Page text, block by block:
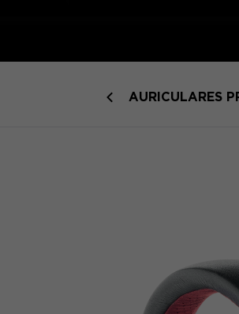
AURICULARES